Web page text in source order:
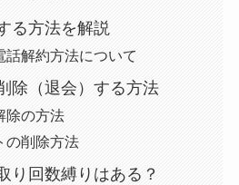
る方法を解説
話解約方法について
除（退会）する方法
除の方法
の削除方法
り回数縛りはある？